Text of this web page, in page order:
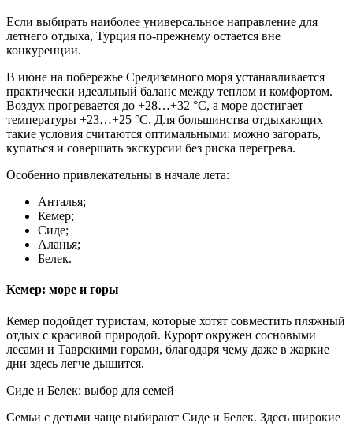
Если выбирать наиболее универсальное направление для
летнего отдыха, Турция по-прежнему остается вне
конкуренции.
В июне на побережье Средиземного моря устанавливается
практически идеальный баланс между теплом и комфортом.
Воздух прогревается до +28…+32 °C, а море достигает
температуры +23…+25 °C. Для большинства отдыхающих
такие условия считаются оптимальными: можно загорать,
купаться и совершать экскурсии без риска перегрева.
Особенно привлекательны в начале лета:
Анталья;
Кемер;
Сиде;
Аланья;
Белек.
Кемер: море и горы
Кемер подойдет туристам, которые хотят совместить пляжный
отдых с красивой природой. Курорт окружен сосновыми
лесами и Таврскими горами, благодаря чему даже в жаркие
дни здесь легче дышится.
Сиде и Белек: выбор для семей
Семьи с детьми чаще выбирают Сиде и Белек. Здесь широкие